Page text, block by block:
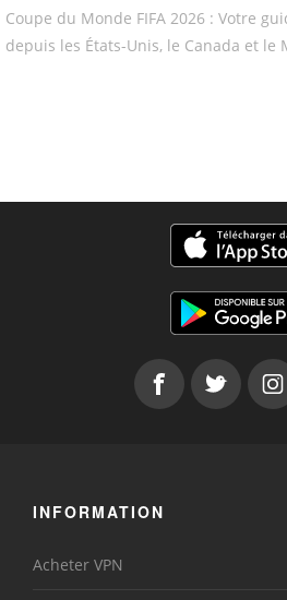
Coupe du Monde FIFA 2026 : Votre
depuis les États-Unis, le Canada et le
INFORMATION
Acheter VPN